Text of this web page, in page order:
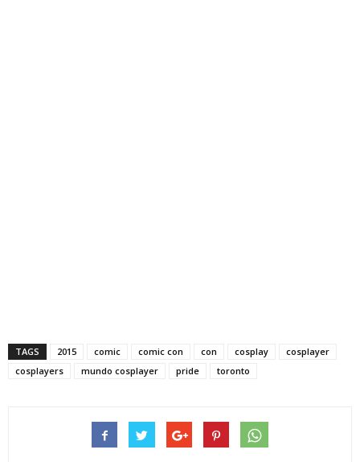
TAGS 2015 comic comic con con cosplay
cosplayer
cosplayers
mundo cosplayer pride toronto